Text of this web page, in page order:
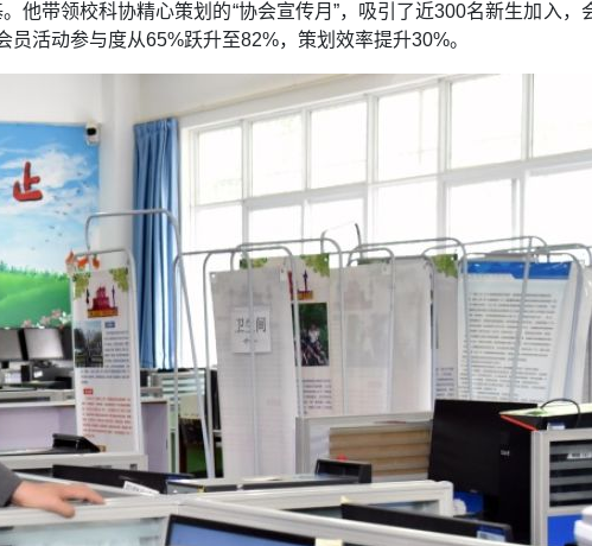
他带领校科协精心策划的“协会宣传月”，吸引了近300名新生加入，
活动参与度从65%跃升至82%，策划效率提升30%。